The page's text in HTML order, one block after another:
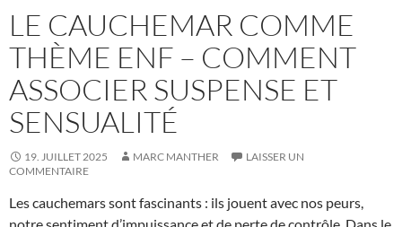
LE CAUCHEMAR COMME
THÈME ENF – COMMENT
ASSOCIER SUSPENSE ET
SENSUALITÉ
19. JUILLET 2025 MARC MANTHER
LAISSER UN
COMMENTAIRE
Les cauchemars sont fascinants : ils jouent avec nos peurs,